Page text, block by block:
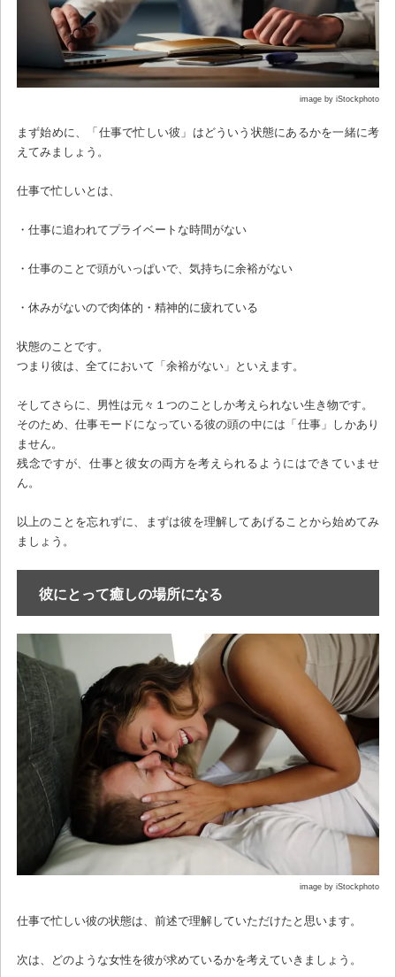
image by iStockphoto
まず始めに、「仕事で忙しい彼」はどういう状態にあるかを一緒に考
えてみましょう。
仕事で忙しいとは、
・仕事に追われてプライベートな時間がない
・仕事のことで頭がいっぱいで、気持ちに余裕がない
・休みがないので肉体的・精神的に疲れている
状態のことです。
つまり彼は、全てにおいて「余裕がない」といえます。
そしてさらに、男性は元々１つのことしか考えられない生き物です。
そのため、仕事モードになっている彼の頭の中には「仕事」しかあり
ません。
残念ですが、仕事と彼女の両方を考えられるようにはできていませ
ん。
以上のことを忘れずに、まずは彼を理解してあげることから始めてみ
ましょう。
彼にとって癒しの場所になる
image by iStockphoto
仕事で忙しい彼の状態は、前述で理解していただけたと思います。
次は、どのような女性を彼が求めているかを考えていきましょう。